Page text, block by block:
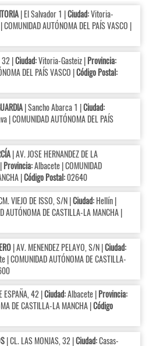
| El Salvador 1 |Ciudad:Vitoria-
AUTÓNOMA DEL PAÍS VASCO |
32 |Ciudad:Vitoria-Gasteiz |Provincia:
DEL PAÍS VASCO |Código Postal:
| Sancho Abarca 1 |Ciudad:
| COMUNIDAD AUTÓNOMA DEL PAÍS
| AV. JOSE HERNANDEZ DE LA
Provincia:Albacete | COMUNIDAD
|Código Postal:02640
VIEJO DE ISSO, S/N |Ciudad:Hellín |
AUTÓNOMA DE CASTILLA-LA MANCHA |
| AV. MENENDEZ PELAYO, S/N |Ciudad:
| COMUNIDAD AUTÓNOMA DE CASTILLA-
ESPAÑA, 42 |Ciudad:Albacete |Provincia:
DE CASTILLA-LA MANCHA |Código
| CL. LAS MONJAS, 32 |Ciudad:Casas-